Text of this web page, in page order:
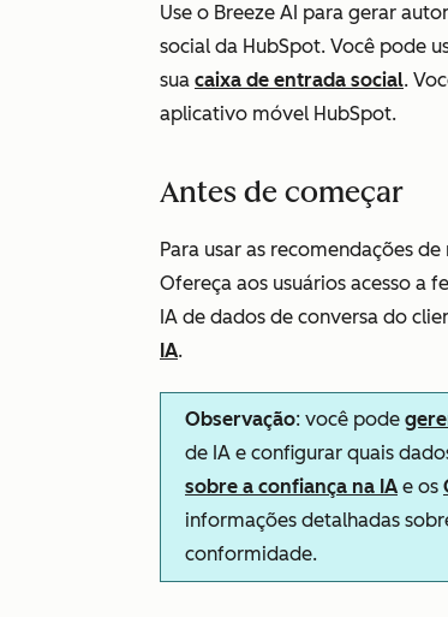
Use o Breeze AI para gerar
social da HubSpot. Você pode
sua caixa de entrada social.
aplicativo móvel HubSpot.
Antes de começar
Para usar as recomendações
Ofereça aos usuários acesso a
IA de dados de conversa do
IA.
Observação: você pode
de IA e configurar quais
sobre a confiança na IA e os
informações detalhadas
conformidade.